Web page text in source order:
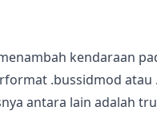
kendaraan
.bussidmod
antara lain adalah